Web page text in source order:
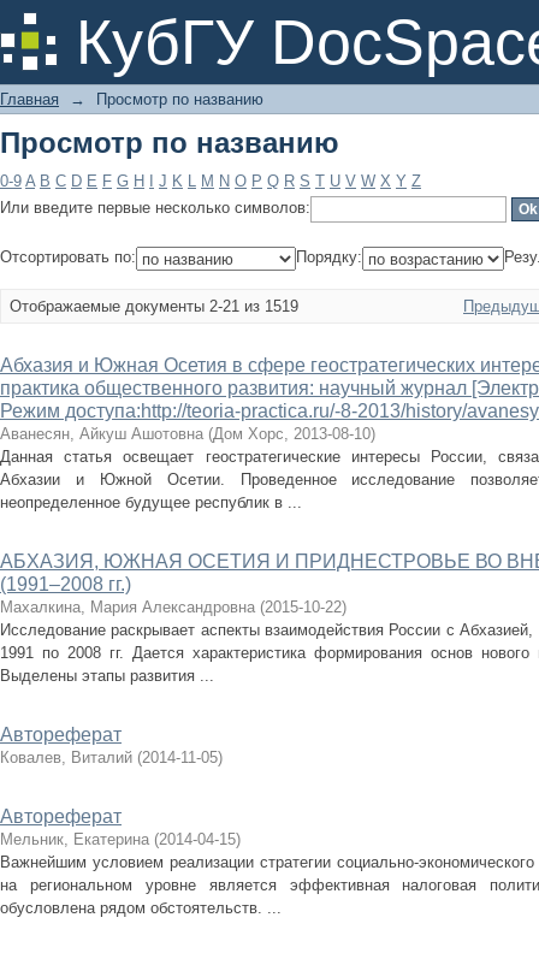
КубГУ
Просмотр по названию
Главная → Просмотр по названию
Просмотр по названию
0-9 A B C D E F G H J K L M N O P Q R S T U V W X Y Z
Или введите первые несколько символов:
Отсортировать по: Порядку:
Отображаемые документы 2-21 из 1519
Абхазия и Южная Осетия в сфере геостратегических
практика общественного развития: научный журнал
Режим доступа:http://teoria-practica.ru/-8-2013/history/
Аванесян, Айкуш Ашотовна (Дом Хорс, 2013-08-10)
Данная статья освещает геостратегические интересы России,
Абхазии и Южной Осетии. Проведенное исследование
неопределенное будущее республик в ...
АБХАЗИЯ, ЮЖНАЯ ОСЕТИЯ И ПРИДНЕСТРОВЬЕ ВО
(1991–2008 гг.)
Махалкина, Мария Александровна (2015-10-22)
Исследование раскрывает аспекты взаимодействия России с
1991 по 2008 гг. Дается характеристика формирования основ нового
Выделены этапы развития ...
Автореферат
Ковалев, Виталий (2014-11-05)
Автореферат
Мельник, Екатерина (2014-04-15)
Важнейшим условием реализации стратегии социально-
на региональном уровне является эффективная налоговая
обусловлена рядом обстоятельств. ...